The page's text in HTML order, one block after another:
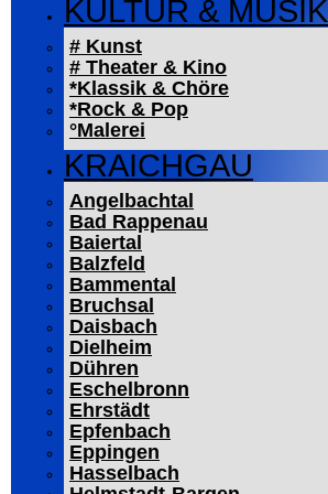
KULTUR & MUSIK
# Kunst
# Theater & Kino
*Klassik & Chöre
*Rock & Pop
°Malerei
KRAICHGAU
Angelbachtal
Bad Rappenau
Baiertal
Balzfeld
Bammental
Bruchsal
Daisbach
Dielheim
Dühren
Eschelbronn
Ehrstädt
Epfenbach
Eppingen
Hasselbach